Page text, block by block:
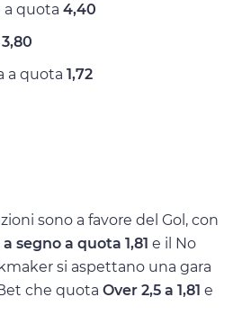
a quota 4,40
3,80
a quota 1,72
sono a favore del Gol, con
segno a quota 1,81 e il No
si aspettano una gara
che quota Over 2,5 a 1,81 e